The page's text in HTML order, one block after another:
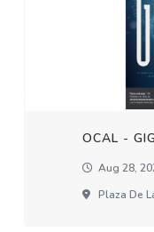
OCAL -
Aug 28,
Plaza De